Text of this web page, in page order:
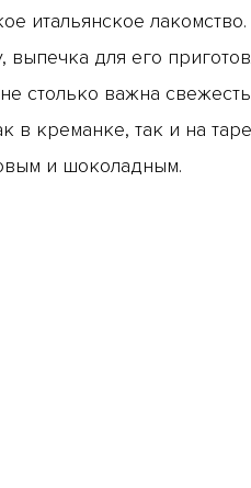
итальянское
выпечка для его
столько важна
в креманке, так и на
и шоколадным.